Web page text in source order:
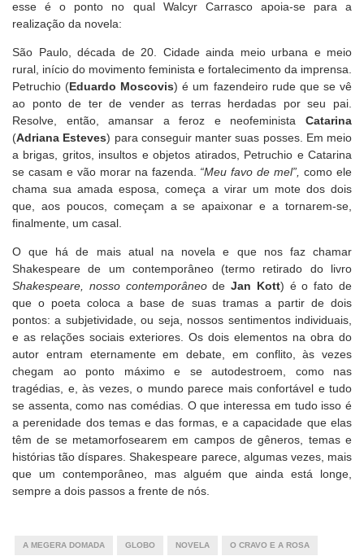
esse é o ponto no qual Walcyr Carrasco apoia-se para a
realização da novela:
São Paulo, década de 20. Cidade ainda meio urbana e meio
rural, início do movimento feminista e fortalecimento da imprensa.
Petruchio (Eduardo Moscovis) é um fazendeiro rude que se vê
ao ponto de ter de vender as terras herdadas por seu pai.
Resolve, então, amansar a feroz e neofeminista Catarina
(Adriana Esteves) para conseguir manter suas posses. Em meio
a brigas, gritos, insultos e objetos atirados, Petruchio e Catarina
se casam e vão morar na fazenda. “Meu favo de mel”, como ele
chama sua amada esposa, começa a virar um mote dos dois
que, aos poucos, começam a se apaixonar e a tornarem-se,
finalmente, um casal.
O que há de mais atual na novela e que nos faz chamar
Shakespeare de um contemporâneo (termo retirado do livro
Shakespeare, nosso contemporâneodeJan Kott) é o fato de
que o poeta coloca a base de suas tramas a partir de dois
pontos: a subjetividade, ou seja, nossos sentimentos individuais,
e as relações sociais exteriores. Os dois elementos na obra do
autor entram eternamente em debate, em conflito, às vezes
chegam ao ponto máximo e se autodestroem, como nas
tragédias, e, às vezes, o mundo parece mais confortável e tudo
se assenta, como nas comédias. O que interessa em tudo isso é
a perenidade dos temas e das formas, e a capacidade que elas
têm de se metamorfosearem em campos de gêneros, temas e
histórias tão díspares. Shakespeare parece, algumas vezes, mais
que um contemporâneo, mas alguém que ainda está longe,
sempre a dois passos a frente de nós.
A MEGERA DOMADA GLOBO NOVELA O CRAVO E A ROSA